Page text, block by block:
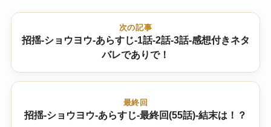
次の記事
招揺-ショウヨウ-あらすじ-1話-2話-3話-感想付きネタ
バレでありで！
最終回
招揺-ショウヨウ-あらすじ-最終回(55話)-結末は！？